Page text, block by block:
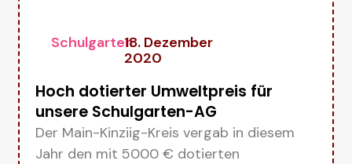
Schulgarten18. Dezember
2020
Hoch dotierter Umweltpreis für
unsere Schulgarten-AG
Der Main-Kinziig-Kreis vergab in diesem
Jahr den mit 5000 € dotierten